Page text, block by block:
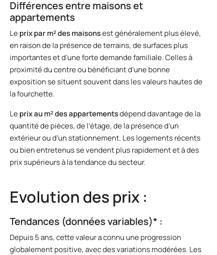
Différences entre maisons et
appartements
Leprix par m² des maisonsest généralement plus élevé,
en raison de la présence de terrains, de surfaces plus
importantes et d’une forte demande familiale. Celles à
proximité du centre ou bénéficiant d’une bonne
exposition se situent souvent dans les valeurs hautes de
la fourchette.
Leprix au m² des appartementsdépend davantage de la
quantité de pièces, de l’étage, de la présence d’un
extérieur ou d’un stationnement. Les logements récents
ou bien entretenus se vendent plus rapidement et à des
prix supérieurs à la tendance du secteur.
Evolution des prix :
Tendances (données variables)* :
Depuis 5 ans, cette valeur a connu une progression
globalement positive, avec des variations modérées. Les